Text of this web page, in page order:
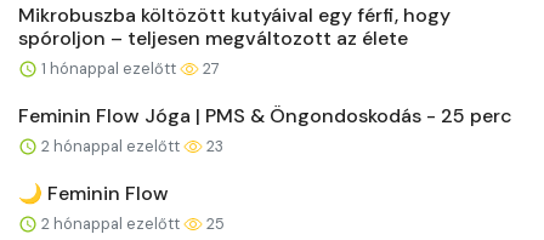
Mikrobuszba költözött kutyáival egy férfi, hogy
spóroljon – teljesen megváltozott az élete
1 hónappal ezelőtt 27
Feminin Flow Jóga | PMS & Öngondoskodás - 25 perc
2 hónappal ezelőtt 23
🌙 Feminin Flow
2 hónappal ezelőtt 25